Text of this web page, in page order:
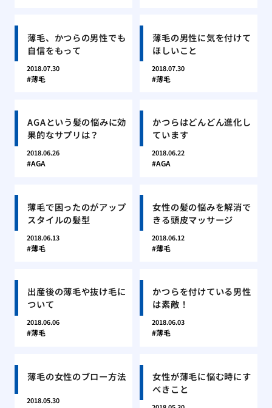
薄毛、かつらの男性でも
自信をもって
2018.07.30
薄毛
薄毛の男性に気を付けて
ほしいこと
2018.07.30
薄毛
AGAという髪の悩みに効
果的なサプリは？
2018.06.26
AGA
かつらはどんどん進化し
ています
2018.06.22
AGA
薄毛で困ったのがアップ
スタイルの髪型
2018.06.13
薄毛
女性の髪の悩みを解消で
きる頭皮マッサージ
2018.06.12
薄毛
出産後の薄毛や抜け毛に
ついて
2018.06.06
薄毛
かつらを付けている男性
は素敵！
2018.06.03
薄毛
薄毛の女性のブロー方法
2018.05.30
女性が薄毛に悩む時にす
べきこと